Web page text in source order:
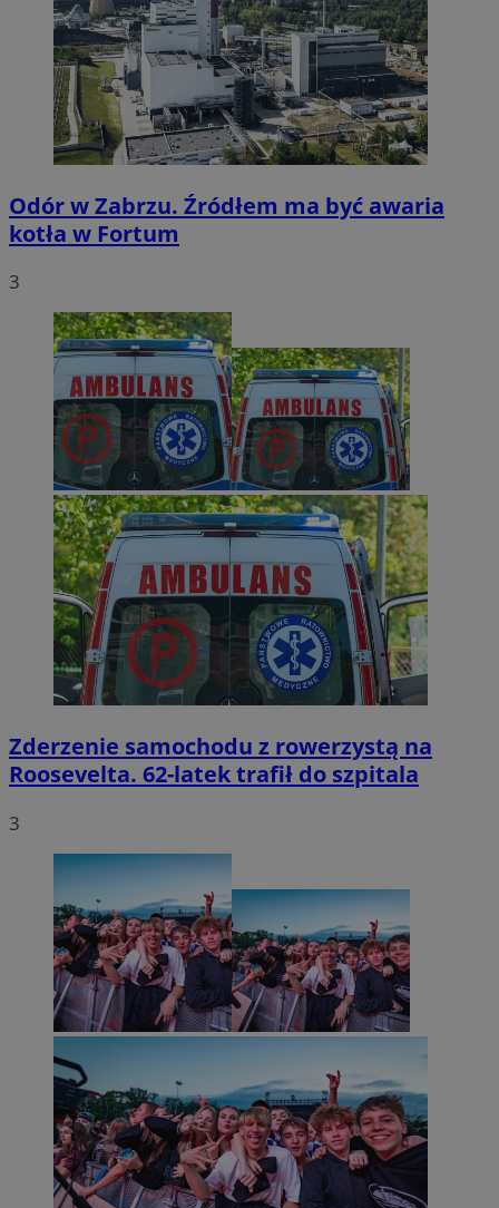
Odór w Zabrzu. Źródłem ma być awaria
kotła w Fortum
3
Zderzenie samochodu z rowerzystą na
Roosevelta. 62-latek trafił do szpitala
3